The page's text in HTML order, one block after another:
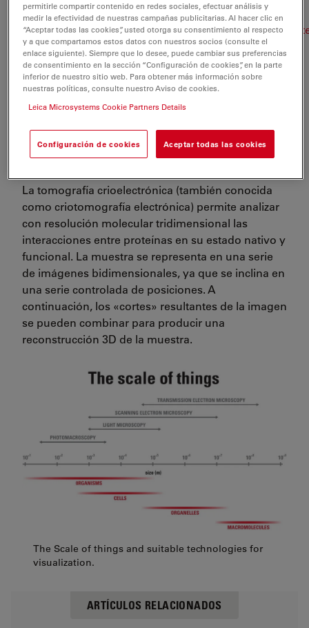
Presentamos Coral Cryo
Flujo de trabajo de tomografía crioelectrónica
¿Cryo Widefield o Cryo Confocal?
¿Qué es la Tomografía
Crioelectrónica?
La tomografía crioelectrónica (también conocida
como criotomografía electrónica) permite analizar
con resolución molecular tridimensional las
interacciones entre proteínas en su estado nativo y
funcional. La muestra se representa en una serie
de imágenes bidimensionales, ya que se inclina en
una serie controlada de posiciones. A
continuación, los «cortes» resultantes de la imagen
se pueden combinar para producir una
reconstrucción 3D de la muestra.
The Scale of things and suitable technologies for
visualization.
ARTÍCULOS RELACIONADOS
permitirle compartir contenido en redes sociales, efectuar análisis y
medir la efectividad de nuestras campañas publicitarias. Al hacer clic en
“Aceptar todas las cookies”, usted otorga su consentimiento al respecto
y a que compartamos estos datos con nuestros socios (consulte el
enlace siguiente). Siempre que lo desee, puede cambiar sus preferencias
de consentimiento en la sección “Configuración de cookies”, en la parte
inferior de nuestro sitio web. Para obtener más información sobre
nuestras políticas, consulte nuestro Aviso de cookies.
Leica Microsystems Cookie Partners Details
Configuración de cookies Aceptar todas las cookies